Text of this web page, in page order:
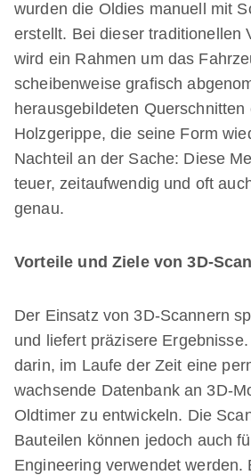
wurden die Oldies manuell mit
erstellt. Bei dieser traditionellen
wird ein Rahmen um das
scheibenweise grafisch
herausgebildeten Querschnitten
Holzgerippe, die seine Form
Nachteil an der Sache: Diese
teuer, zeitaufwendig und oft
genau.
Vorteile und Ziele von 3D-
Der Einsatz von 3D-Scannern
und liefert präzisere
darin, im Laufe der Zeit eine
wachsende Datenbank an 3D-
Oldtimer zu entwickeln. Die
Bauteilen können jedoch auch
Engineering verwendet werden.